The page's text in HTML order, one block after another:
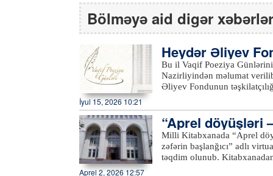
Bölməyə aid digər xəbərlər
Heydər Əliyev
ünləri keçiriləcək
Bu il Vaqif Poeziya
Nazirliyindən məlumat verilib. Qeyd olunub ki, builki poeziya günləri nazirlik və
Əliyev Fondunun təşkilatçılığı ilə 16-18
xadimi Molla Pənah Vaqif
müasir ədəbi proseslərin inkişafına
16-da M.P.Vaqifin
paytaxtımız Şuşa şəhərində keçiriləcək. Molla Pənah Vaqifin
önündə keçiriləcək açılış
təşkilatların nümayəndələrinin çıxışları
İyul 15, 2026 10:21
“Aprel döyüşləri
ılıb
Milli Kitabxanada “Aprel
zəfərin başlanğıcı” adlı
təqdim olunub. Kitabxanadan bildirilib ki, elektron məlumat bazasında sistemləşdirilmiş
Aprel 2, 2026 12:57